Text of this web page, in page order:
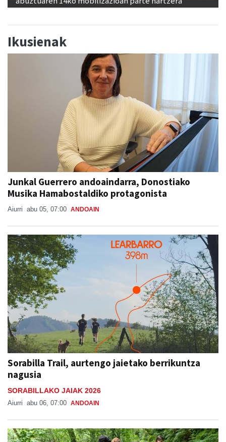
Junkal Guerrero andoaindarra, Donostiako
Musika Hamabostaldiko protagonista
Aiurri abu 05, 07:00 ANDOAIN
Sorabilla Trail, aurtengo jaietako berrikuntza
nagusia
SORABILLAKO JAIAK 2026
Aiurri